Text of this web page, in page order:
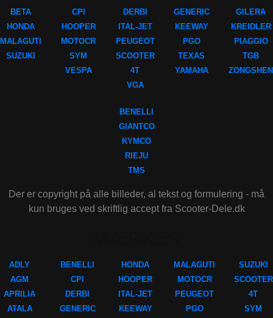
BETA
HONDA
MALAGUTI
SUZUKI
CPI
HOOPER
MOTOCR
SYM
VESPA
DERBI
ITAL-JET
PEUGEOT
SCOOTER
4T
VGA
GENERIC
KEEWAY
PGO
TEXAS
YAMAHA
GILERA
KREIDLER
PIAGGIO
TGB
ZONGSHEN
BENELLI
GIANTCO
KYMCO
RIEJU
TMS
Der er copyright på alle billeder, al tekst og formulering - må
kun bruges ved skriftlig accept fra Scooter-Dele.dk
ADLY
AGM
APRILIA
ATALA
BENELLI
CPI
DERBI
GENERIC
HONDA
HOOPER
ITAL-JET
KEEWAY
MALAGUTI
MOTOCR
PEUGEOT
PGO
SUZUKI
SCOOTER
4T
SYM